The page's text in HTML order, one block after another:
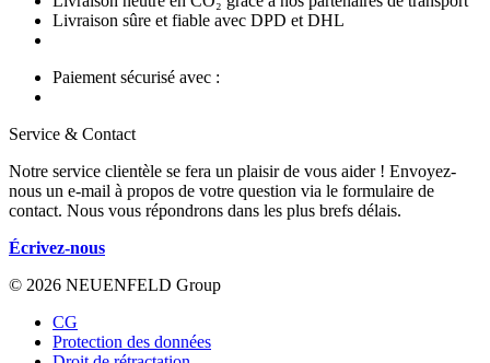
Livraison sûre et fiable avec DPD et DHL
Paiement sécurisé avec :
Service & Contact
Notre service clientèle se fera un plaisir de vous aider ! Envoyez-
nous un e-mail à propos de votre question via le formulaire de
contact. Nous vous répondrons dans les plus brefs délais.
Écrivez-nous
© 2026 NEUENFELD Group
CG
Protection des données